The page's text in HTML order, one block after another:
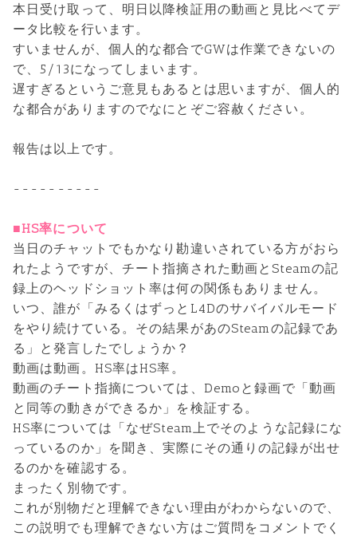
本日受け取って、明日以降検証用の動画と見比べてデ
ータ比較を行います。
すいませんが、個人的な都合でGWは作業できないの
で、5/13になってしまいます。
遅すぎるというご意見もあるとは思いますが、個人的
な都合がありますのでなにとぞご容赦ください。
報告は以上です。
----------
■HS率について
当日のチャットでもかなり勘違いされている方がおら
れたようですが、チート指摘された動画とSteamの記
録上のヘッドショット率は何の関係もありません。
いつ、誰が「みるくはずっとL4Dのサバイバルモード
をやり続けている。その結果があのSteamの記録であ
る」と発言したでしょうか？
動画は動画。HS率はHS率。
動画のチート指摘については、Demoと録画で「動画
と同等の動きができるか」を検証する。
HS率については「なぜSteam上でそのような記録にな
っているのか」を聞き、実際にその通りの記録が出せ
るのかを確認する。
まったく別物です。
これが別物だと理解できない理由がわからないので、
この説明でも理解できない方はご質問をコメントでく